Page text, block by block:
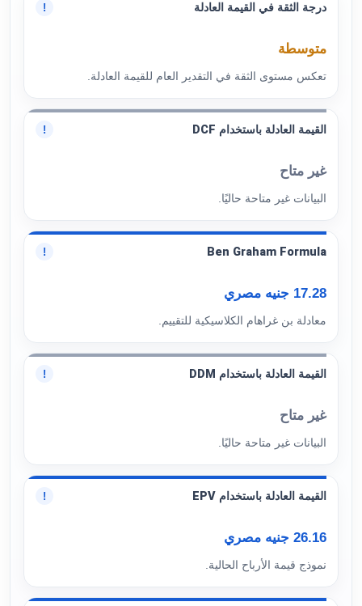
درجة الثقة في القيمة العادلة !
متوسطة
تعكس مستوى الثقة في التقدير العام للقيمة العادلة.
القيمة العادلة باستخدام DCF !
غير متاح
البيانات غير متاحة حاليًا.
Ben Graham Formula
!
17.28 جنيه مصري
معادلة بن غراهام الكلاسيكية للتقييم.
القيمة العادلة باستخدام DDM !
غير متاح
البيانات غير متاحة حاليًا.
القيمة العادلة باستخدام EPV !
26.16 جنيه مصري
نموذج قيمة الأرباح الحالية.